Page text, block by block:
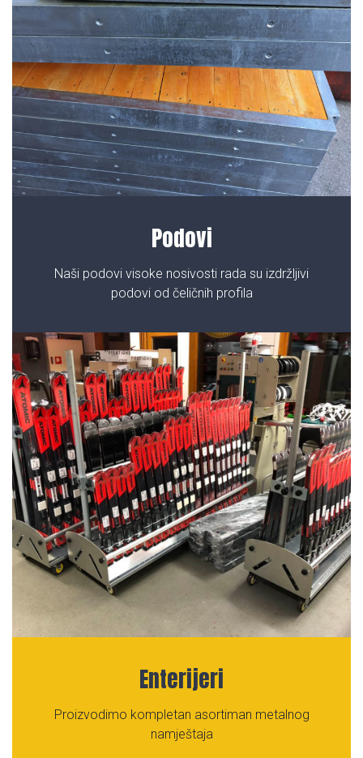
Podovi
Naši podovi visoke nosivosti rada su izdržljivi
podovi od čeličnih profila
Enterijeri
Proizvodimo kompletan asortiman metalnog
namještaja